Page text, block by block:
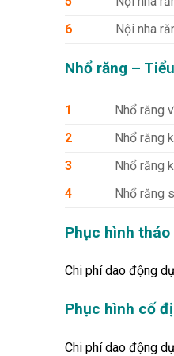
6
Nội nha
Nhổ răng –
1 Nhổ răng
2
Nhổ răng
3
Nhổ răng
4
Nhổ răng
Phục hình tháo
Chi phí dao động
Phục hình cố
Chi phí dao động